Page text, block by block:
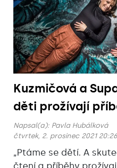
Kuzmičová a
děti prožívají
Napsal(a): Pavla Hubálková
čtvrtek, 2. prosinec 2021 20:26
„Ptáme se dětí. A